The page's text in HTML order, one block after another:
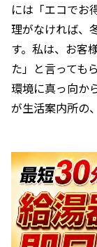
には「エコでお
理がなければ、
す。私は、お客
た」と言っても
環境に真っ向か
が生活案内所の